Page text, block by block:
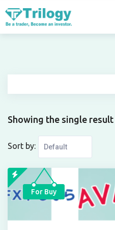
Skip
to
Showing the single result
Sort by:
For Buy